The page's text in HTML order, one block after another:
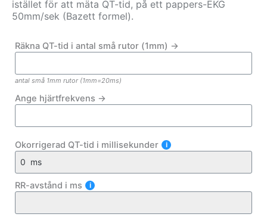
istället för att mäta QT-tid, på ett pappers-EKG
50mm/sek (Bazett formel).
Räkna QT-tid i antal små rutor (1mm) ->
antal små 1mm rutor (1mm=20ms)
Ange hjärtfrekvens ->
Okorrigerad QT-tid i millisekunder
RR-avstånd i ms